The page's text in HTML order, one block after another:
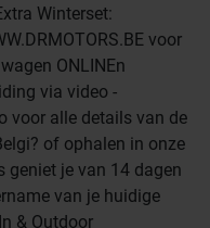
Winterset:
voor
ONLINEn
via video -
voor alle details van de
of ophalen in onze
geniet je van 14 dagen
van je huidige
& Outdoor